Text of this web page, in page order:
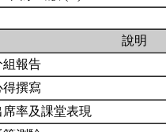
說明
組報告
得撰寫
席率及課堂表現